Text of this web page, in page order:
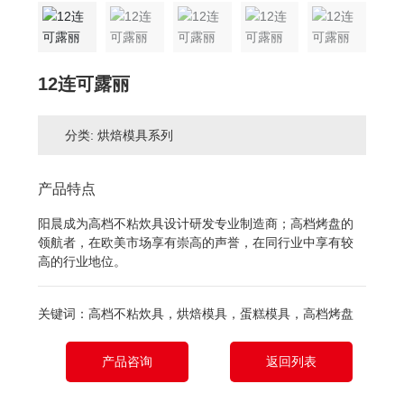
12连可露丽
分类: 烘焙模具系列
产品特点
阳晨成为高档不粘炊具设计研发专业制造商；高档烤盘的
领航者，在欧美市场享有崇高的声誉，在同行业中享有较
高的行业地位。
关键词：高档不粘炊具，烘焙模具，蛋糕模具，高档烤盘
产品咨询 返回列表